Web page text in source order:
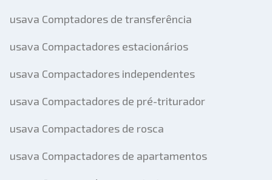
usava Comptadores de transferência
usava Compactadores estacionários
usava Compactadores independentes
usava Compactadores de pré-triturador
usava Compactadores de rosca
usava Compactadores de apartamentos